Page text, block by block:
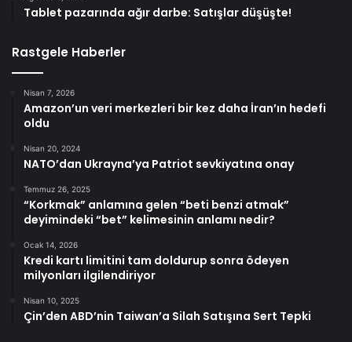
Tablet pazarında ağır darbe: Satışlar düşüşte!
Rastgele Haberler
Nisan 7, 2026
Amazon’un veri merkezleri bir kez daha İran’ın hedefi
oldu
Nisan 20, 2024
NATO’dan Ukrayna’ya Patriot sevkiyatına onay
Temmuz 26, 2025
“Korkmak” anlamına gelen “beti benzi atmak”
deyimindeki “bet” kelimesinin anlamı nedir?
Ocak 14, 2026
Kredi kartı limitini tam doldurup sonra ödeyen
milyonları ilgilendiriyor
Nisan 10, 2025
Çin’den ABD’nin Taiwan’a Silah Satışına Sert Tepki